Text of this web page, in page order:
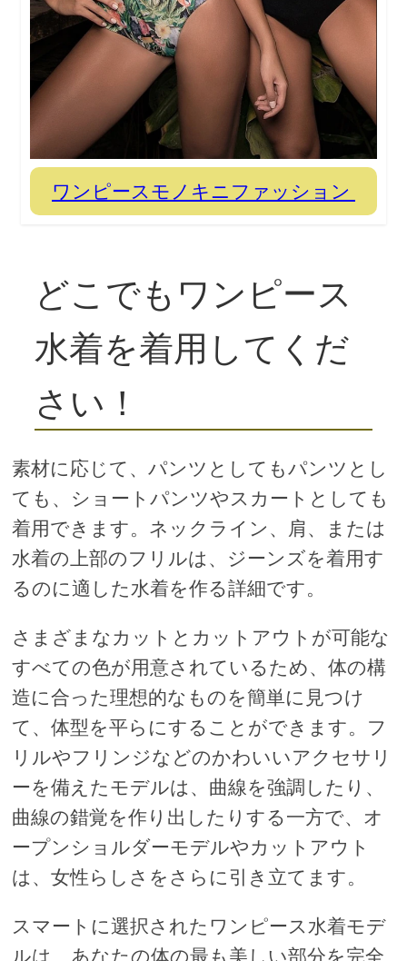
ワンピースモノキニファッション
どこでもワンピース
水着を着用してくだ
さい！
素材に応じて、パンツとしてもパンツとし
ても、ショートパンツやスカートとしても
着用できます。ネックライン、肩、または
水着の上部のフリルは、ジーンズを着用す
るのに適した水着を作る詳細です。
さまざまなカットとカットアウトが可能な
すべての色が用意されているため、体の構
造に合った理想的なものを簡単に見つけ
て、体型を平らにすることができます。フ
リルやフリンジなどのかわいいアクセサリ
ーを備えたモデルは、曲線を強調したり、
曲線の錯覚を作り出したりする一方で、オ
ープンショルダーモデルやカットアウト
は、女性らしさをさらに引き立てます。
スマートに選択されたワンピース水着モデ
ルは、あなたの体の最も美しい部分を完全